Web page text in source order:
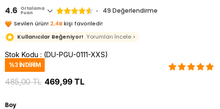
4.6 Ortalama
Puan 49 Değerlendirme
Sevilen ürün! 2,4Bkişi favoriledi!
Kullanıcılar Beğeniyor! Yorumları İncele >
Stok Kodu (DU-PGU-0111-XXS)
%3 İNDIRIM
485,00 TL 469,99 TL
Boy